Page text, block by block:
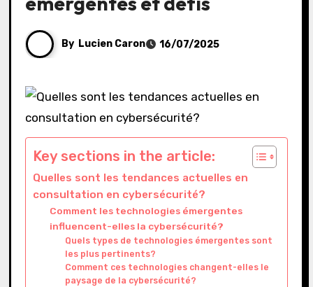
By Lucien Caron 16/07/2025
Key sections in the article:
Quelles sont les tendances actuelles en
consultation en cybersécurité?
Comment les technologies émergentes
influencent-elles la cybersécurité?
Quels types de technologies émergentes sont
les plus pertinents?
Comment ces technologies changent-elles le
paysage de la cybersécurité?